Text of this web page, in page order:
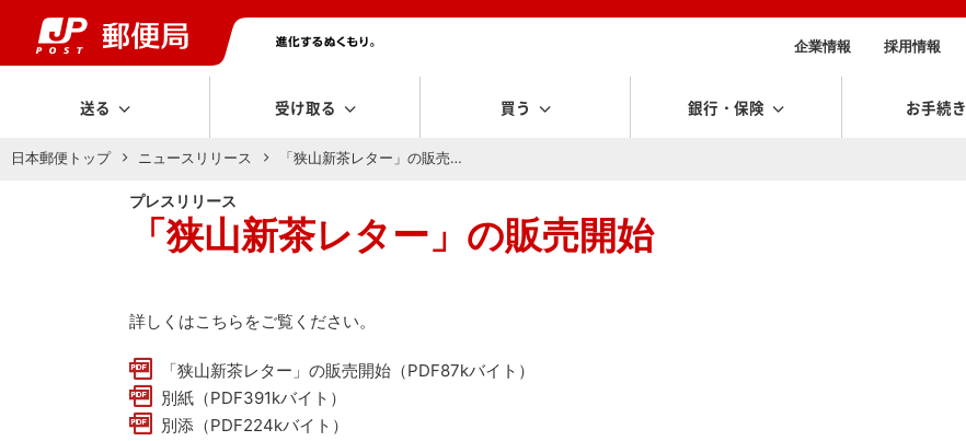
企業情報 採用情報
送る 受け取る 買う 銀行・保険 お手続き
日本郵便トップ ニュースリリース 「狭山新茶レター」の販売…
プレスリリース
「狭山新茶レター」の販売開始
詳しくはこちらをご覧ください。
「狭山新茶レター」の販売開始（PDF87kバイト）
別紙（PDF391kバイト）
別添（PDF224kバイト）